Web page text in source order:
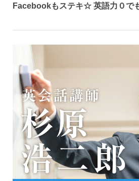
Facebookもステキ☆ 英語力０で